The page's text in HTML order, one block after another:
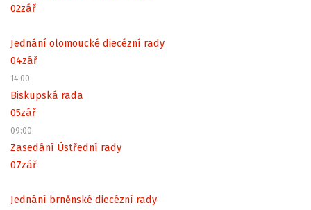
02zář
Jednání olomoucké diecézní rady
04zář
14:00
Biskupská rada
05zář
09:00
Zasedání Ústřední rady
07zář
Jednání brněnské diecézní rady